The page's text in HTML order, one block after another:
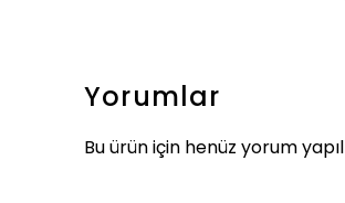
Yorumlar
Bu ürün için henüz yorum